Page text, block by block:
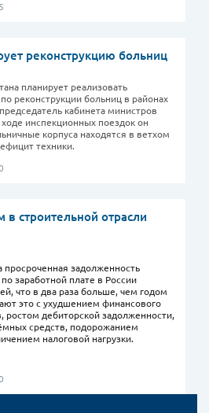
реконструкцию больниц
планирует реализовать
реконструкции больниц в районах
кабинета министров
инспекционных поездок он
корпуса находятся в ветхом
техники.
в строительной отрасли
задолженность
заработной плате в России
что в два раза больше, чем годом
это с ухудшением финансового
ростом дебиторской задолженности,
средств, подорожанием
налоговой нагрузки.